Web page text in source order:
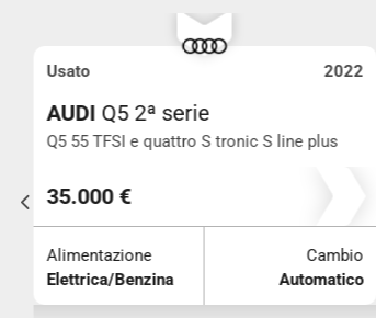
Usato 2022
AUDI Q5 2ª serie
Q5 55 TFSI e quattro S tronic S line plus
101.000
35.000 €
Alimentazione
Elettrica/Benzina
Cambio
Automatico